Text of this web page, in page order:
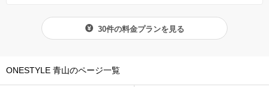
30件の料金プランを見る
ONESTYLE 青山のページ一覧